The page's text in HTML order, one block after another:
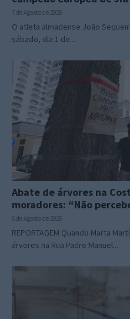
7 de Agosto de 2026
O atleta almadense João
sábado, dia 1 de...
Abate de árvores na
moradores: “Não
6 de Agosto de 2026
REPORTAGEM Quando Marta
árvores na Rua Padre Manuel...